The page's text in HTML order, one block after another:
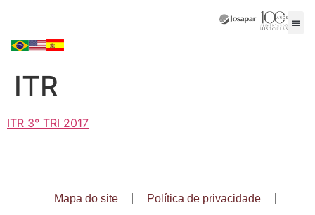
ITR
ITR 3° TRI 2017
Mapa do site Política de privacidade